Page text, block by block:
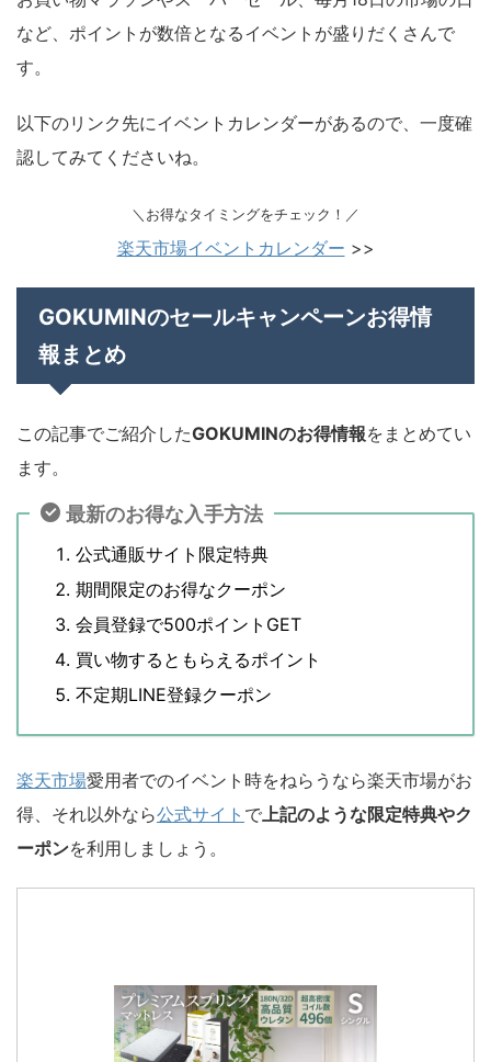
など、ポイントが数倍となるイベントが盛りだくさんで
す。
以下のリンク先にイベントカレンダーがあるので、一度確
認してみてくださいね。
＼お得なタイミングをチェック！／
楽天市場イベントカレンダー >>
GOKUMINのセールキャンペーンお得情
報まとめ
この記事でご紹介したGOKUMINのお得情報をまとめてい
ます。
最新のお得な入手方法
公式通販サイト限定特典
期間限定のお得なクーポン
会員登録で500ポイントGET
買い物するともらえるポイント
不定期LINE登録クーポン
楽天市場愛用者でのイベント時をねらうなら楽天市場がお
得、それ以外なら公式サイト で上記のような限定特典やク
ーポンを利用しましょう。